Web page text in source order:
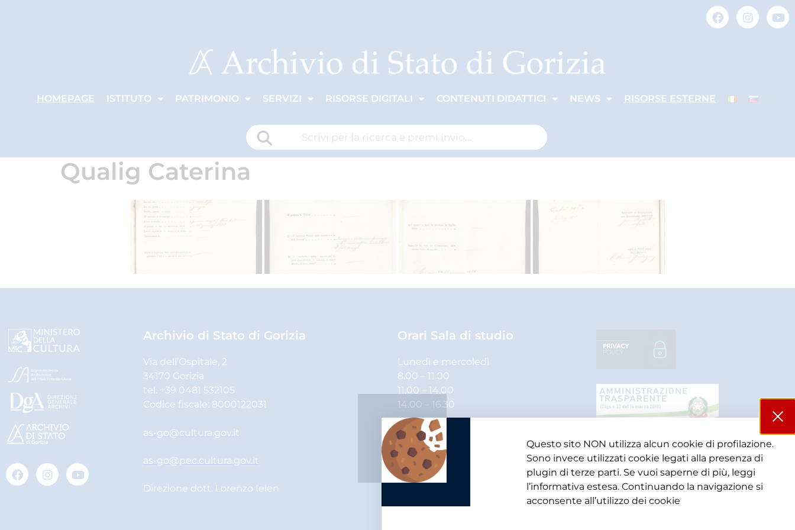
HOMEPAGE ISTITUTO PATRIMONIO SERVIZI RISORSE DIGITALI CONTENUTI DIDATTICI NEWS RISORSE ESTERNE
Qualig Caterina
Archivio di Stato di Gorizia
Via dell’Ospitale, 2
34170 Gorizia
tel. +39 0481 532105
Codice fiscale: 8000122031
as-go@cultura.gov.it
as-go@pec.cultura.gov.it
Direzione dott. Lorenzo Ielen
Orari Sala di studio
Lunedì e mercoledì
8.00 – 11.00
11.00 – 14.00
14.00 – 16.30
Martedì, giovedì e venerdì
8.00 – 11.00
11.00 – 14.00
Questo sito NON utilizza alcun cookie di profilazione.
Sono invece utilizzati cookie legati alla presenza di
plugin di terze parti. Se vuoi saperne di più, leggi
l’informativa estesa. Continuando la navigazione si
acconsente all’utilizzo dei cookie​